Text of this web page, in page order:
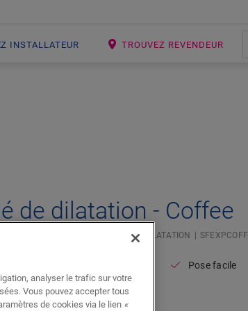
INSTALLATEUR TROUVEZ REVENDEUR
de dilatation - Coffee
PROFILÉ DE DILATATION SFEXPCOFF
sol stratifié
Pose facile
analyser le trafic sur votre
Vous pouvez accepter tous
de cookies via le lien «